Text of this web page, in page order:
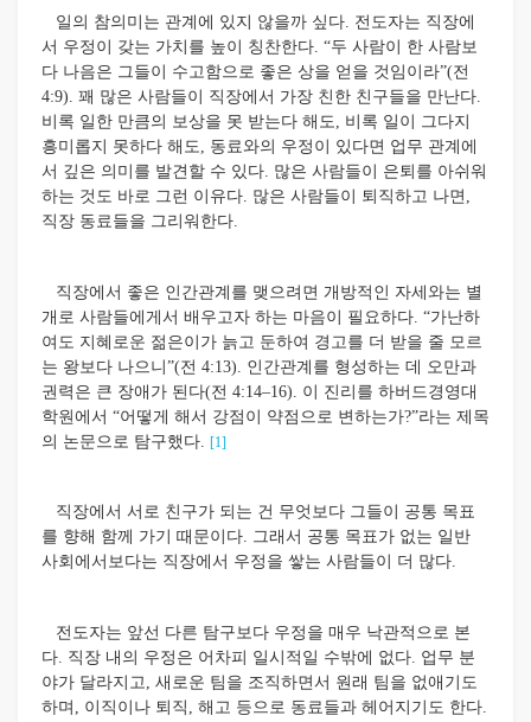
일의 참의미는 관계에 있지 않을까 싶다. 전도자는 직장에
서 우정이 갖는 가치를 높이 칭찬한다. “두 사람이 한 사람보
다 나음은 그들이 수고함으로 좋은 상을 얻을 것임이라”(전
4:9). 꽤 많은 사람들이 직장에서 가장 친한 친구들을 만난다.
비록 일한 만큼의 보상을 못 받는다 해도, 비록 일이 그다지
흥미롭지 못하다 해도, 동료와의 우정이 있다면 업무 관계에
서 깊은 의미를 발견할 수 있다. 많은 사람들이 은퇴를 아쉬워
하는 것도 바로 그런 이유다. 많은 사람들이 퇴직하고 나면,
직장 동료들을 그리워한다.
직장에서 좋은 인간관계를 맺으려면 개방적인 자세와는 별
개로 사람들에게서 배우고자 하는 마음이 필요하다. “가난하
여도 지혜로운 젊은이가 늙고 둔하여 경고를 더 받을 줄 모르
는 왕보다 나으니”(전 4:13). 인간관계를 형성하는 데 오만과
권력은 큰 장애가 된다(전 4:14–16). 이 진리를 하버드경영대
학원에서 “어떻게 해서 강점이 약점으로 변하는가?”라는 제목
의 논문으로 탐구했다. [1]
직장에서 서로 친구가 되는 건 무엇보다 그들이 공통 목표
를 향해 함께 가기 때문이다. 그래서 공통 목표가 없는 일반
사회에서보다는 직장에서 우정을 쌓는 사람들이 더 많다.
전도자는 앞선 다른 탐구보다 우정을 매우 낙관적으로 본
다. 직장 내의 우정은 어차피 일시적일 수밖에 없다. 업무 분
야가 달라지고, 새로운 팀을 조직하면서 원래 팀을 없애기도
하며, 이직이나 퇴직, 해고 등으로 동료들과 헤어지기도 한다.